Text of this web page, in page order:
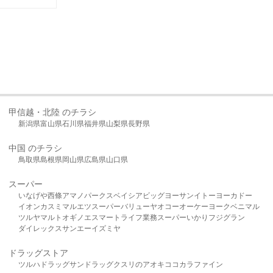
甲信越・北陸 のチラシ
新潟県富山県石川県福井県山梨県長野県
中国 のチラシ
鳥取県島根県岡山県広島県山口県
スーパー
いなげや西條アマノパークスベイシア ビッグヨーサンイトーヨーカドー
イオンカスミ マルエツスーパーバリューヤオコーオーケー ヨークベニマル
ツルヤマルト オギノ エスマート ライフ業務スーパーいかり フジグラン
ダイレックスサンエーイズミヤ
ドラッグストア
ツルハドラッグサンドラッグクスリのアオキ ココカラファイン